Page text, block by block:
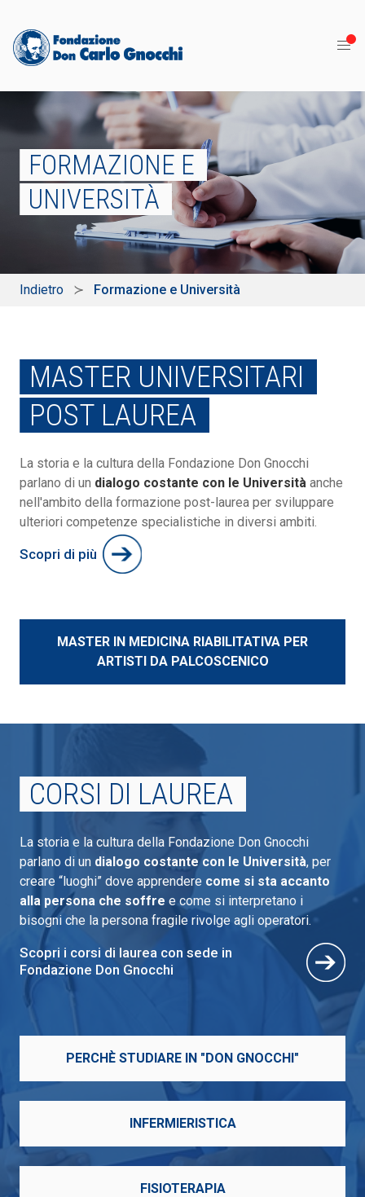
FORMAZIONE E
UNIVERSITÀ
Indietro Formazione e Università
MASTER UNIVERSITARI
POST LAUREA
La storia e la cultura della Fondazione Don Gnocchi
parlano di un dialogo costante con le Università anche
nell'ambito della formazione post-laurea per sviluppare
ulteriori competenze specialistiche in diversi ambiti.
Scopri di più
MASTER IN MEDICINA RIABILITATIVA PER
ARTISTI DA PALCOSCENICO
CORSI DI LAUREA
La storia e la cultura della Fondazione Don Gnocchi
parlano di un dialogo costante con le Università, per
creare “luoghi” dove apprendere come si sta accanto
alla persona che soffre e come si interpretano i
bisogni che la persona fragile rivolge agli operatori.
Scopri i corsi di laurea con sede in
Fondazione Don Gnocchi
PERCHÈ STUDIARE IN "DON GNOCCHI"
INFERMIERISTICA
FISIOTERAPIA